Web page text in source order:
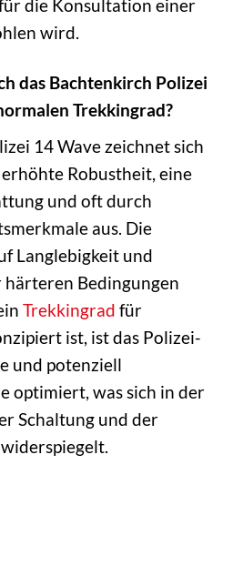
die Konsultation einer
wird.
das Bachtenkirch Polizei
Trekkingrad?
14 Wave zeichnet sich
Robustheit, eine
und oft durch
aus. Die
Langlebigkeit und
Bedingungen
Trekkingrad für
ist, ist das Polizei-
und potenziell
optimiert, was sich in der
Schaltung und der